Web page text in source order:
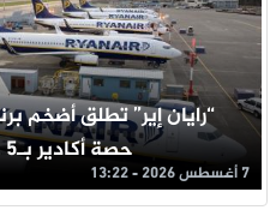
“رايان إير” تطلق أضخم
حصة أكادير بـ5 خطوط جديدة
7 أغسطس 2026 - 13:22